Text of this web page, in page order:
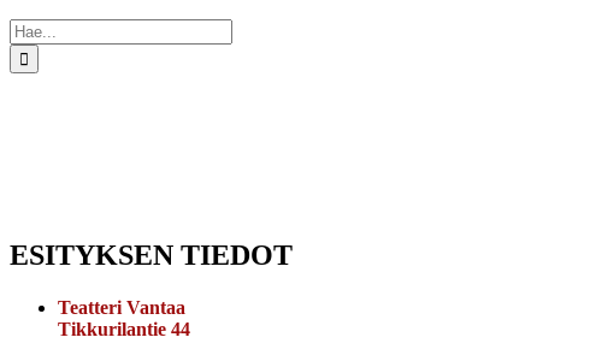
Etsi
...
ESITYKSEN TIEDOT
Teatteri Vantaa
Tikkurilantie 44